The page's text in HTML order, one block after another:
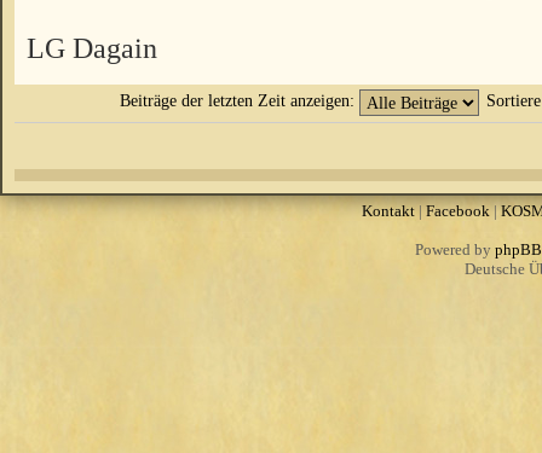
LG Dagain
Beiträge der letzten Zeit anzeigen:
Kontakt| Facebook |
Powered by phpBB
Deutsche